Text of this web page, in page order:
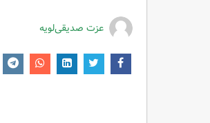
عزت صدیقی‌لویه